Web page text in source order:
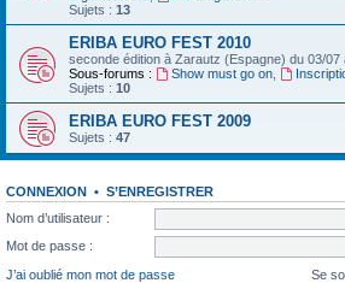
Sujets : 13
ERIBA EURO FEST 2010
seconde édition à Zarautz (Espagne) du 03/07
Sous-forums :
Show must go on,
Sujets : 10
ERIBA EURO FEST 2009
Sujets : 47
CONNEXION • S’ENREGISTRER
Nom d’utilisateur :
Mot de passe :
J’ai oublié mon mot de passe
Se